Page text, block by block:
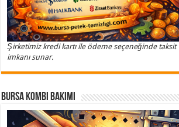
Şirketimiz kredi kartı ile ödeme seçeneğinde taksit
imkanı sunar.
Bursa Kombi Bakımı